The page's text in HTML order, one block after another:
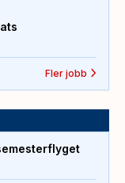
Fler jobb